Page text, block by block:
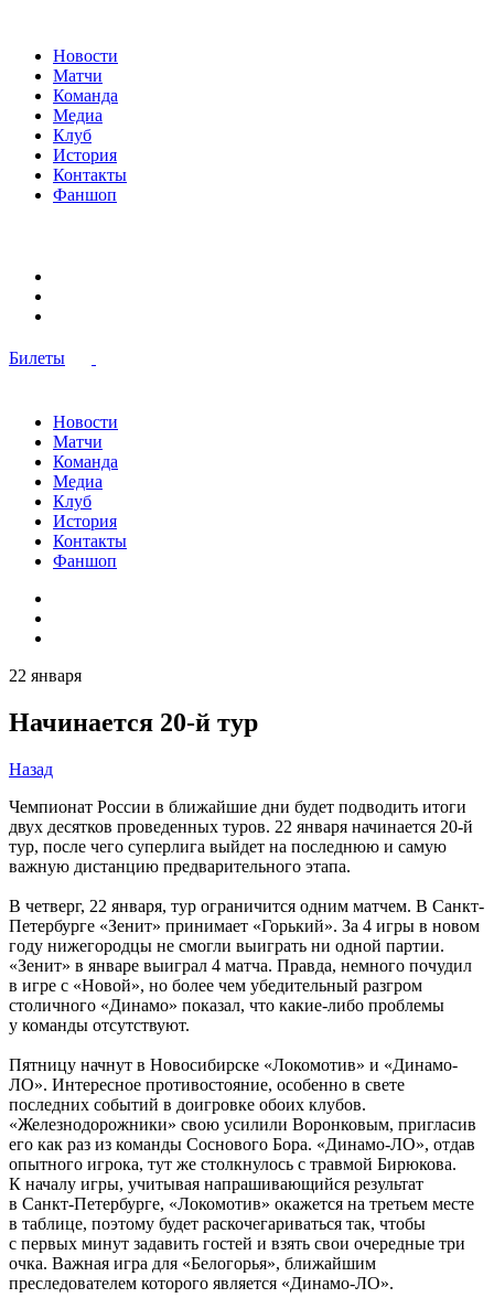
Новости
Матчи
Команда
Медиа
Клуб
История
Контакты
Фаншоп
Билеты
Новости
Матчи
Команда
Медиа
Клуб
История
Контакты
Фаншоп
22 января
Начинается 20-й тур
Назад
Чемпионат России в ближайшие дни будет подводить итоги
двух десятков проведенных туров. 22 января начинается 20-й
тур, после чего суперлига выйдет на последнюю и самую
важную дистанцию предварительного этапа.
В четверг, 22 января, тур ограничится одним матчем. В Санкт-
Петербурге «Зенит» принимает «Горький». За 4 игры в новом
году нижегородцы не смогли выиграть ни одной партии.
«Зенит» в январе выиграл 4 матча. Правда, немного почудил
в игре с «Новой», но более чем убедительный разгром
столичного «Динамо» показал, что какие-либо проблемы
у команды отсутствуют.
Пятницу начнут в Новосибирске «Локомотив» и «Динамо-
ЛО». Интересное противостояние, особенно в свете
последних событий в доигровке обоих клубов.
«Железнодорожники» свою усилили Воронковым, пригласив
его как раз из команды Соснового Бора. «Динамо-ЛО», отдав
опытного игрока, тут же столкнулось с травмой Бирюкова.
К началу игры, учитывая напрашивающийся результат
в Санкт-Петербурге, «Локомотив» окажется на третьем месте
в таблице, поэтому будет раскочегариваться так, чтобы
с первых минут задавить гостей и взять свои очередные три
очка. Важная игра для «Белогорья», ближайшим
преследователем которого является «Динамо-ЛО».